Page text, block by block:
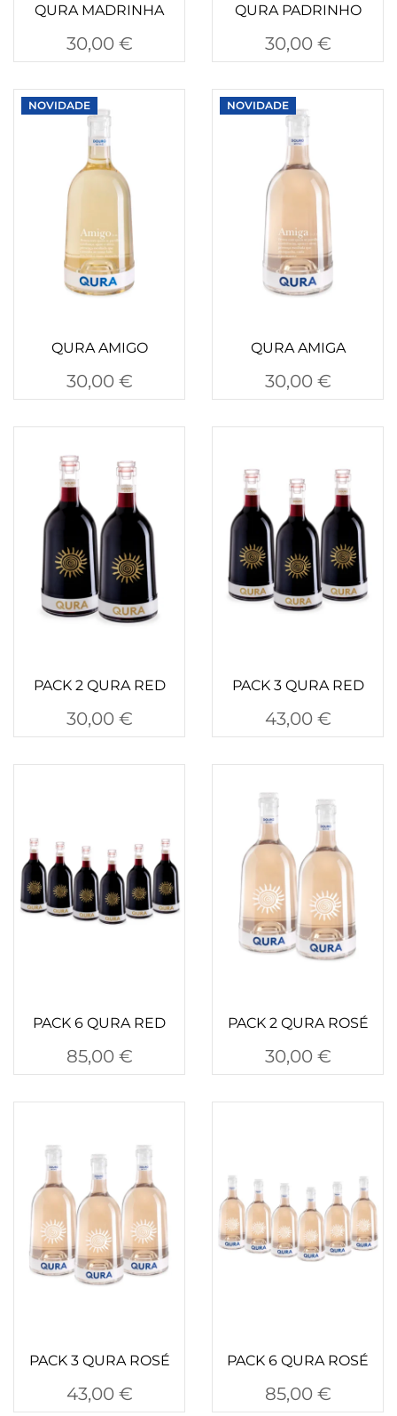
QURA MADRINHA
30,00 €
QURA PADRINHO
30,00 €
NOVIDADE
QURA AMIGO
30,00 €
NOVIDADE
QURA AMIGA
30,00 €
PACK 2 QURA RED
30,00 €
PACK 3 QURA RED
43,00 €
PACK 6 QURA RED
85,00 €
PACK 2 QURA ROSÉ
30,00 €
PACK 3 QURA ROSÉ
43,00 €
PACK 6 QURA ROSÉ
85,00 €